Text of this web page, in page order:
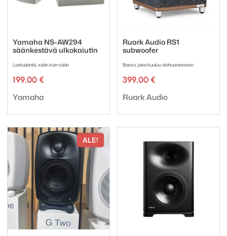
Yamaha NS-AW294
säänkestävä ulkokaiutin
Laatuääntä, sään kuin sään
199,00 €
Tuotemerkki:
Yamaha
Ruark Audio RS1
subwoofer
Basso, joka kuuluu olohuoneeseen
399,00 €
Tuotemerkki:
Ruark Audio
ALE!